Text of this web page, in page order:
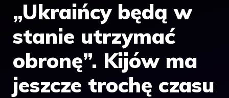
„Ukraińcy będą w
stanie utrzymać
obronę”. Kijów ma
jeszcze trochę czasu